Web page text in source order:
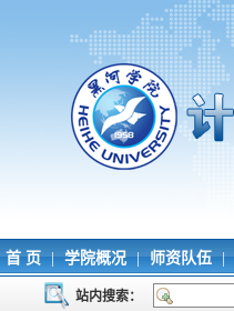
首 页 | 学院概况 | 师资队伍 |
站内搜索：